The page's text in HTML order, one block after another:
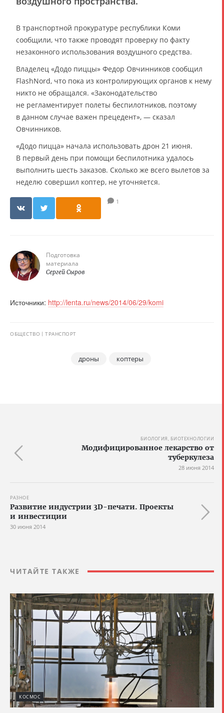
В транспортной прокуратуре республики Коми
сообщили, что также проводят проверку по факту
незаконного использования воздушного средства.
Владелец «Додо пиццы» Федор Овчинников сообщил
FlashNord, что пока из контролирующих органов к нему
никто не обращался. «Законодательство
не регламентирует полеты беспилотников, поэтому
в данном случае важен прецедент», — сказал
Овчинников.
«Додо пицца» начала использовать дрон 21 июня.
В первый день при помощи беспилотника удалось
выполнить шесть заказов. Сколько же всего вылетов за
неделю совершил коптер, не уточняется.
1
Подготовка
материала
Сергей Сыров
Источники: http://lenta.ru/news/2014/06/29/komi
ОБЩЕСТВО ТРАНСПОРТ
дроны коптеры
БИОЛОГИЯ, БИОТЕХНОЛОГИИ
Модифицированное лекарство от
туберкулеза
28 июня 2014
РАЗНОЕ
Развитие индустрии 3D-печати. Проекты
и инвестиции
30 июня 2014
ЧИТАЙТЕ ТАКЖЕ
КОСМОС